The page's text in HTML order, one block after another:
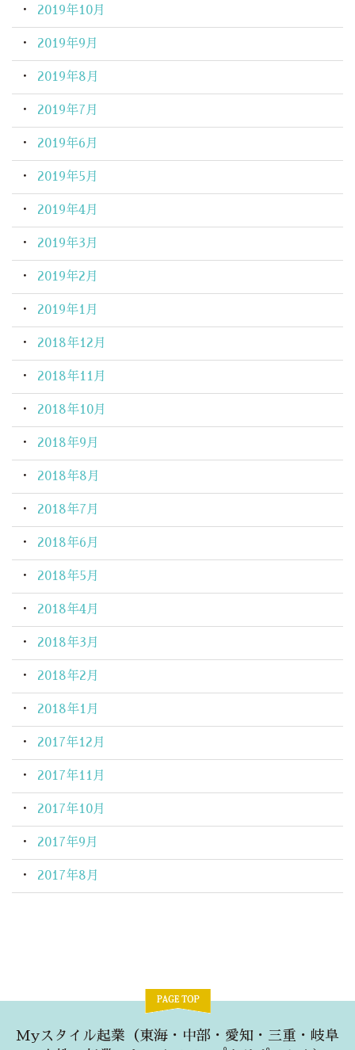
2019年10月
2019年9月
2019年8月
2019年7月
2019年6月
2019年5月
2019年4月
2019年3月
2019年2月
2019年1月
2018年12月
2018年11月
2018年10月
2018年9月
2018年8月
2018年7月
2018年6月
2018年5月
2018年4月
2018年3月
2018年2月
2018年1月
2017年12月
2017年11月
2017年10月
2017年9月
2017年8月
Myスタイル起業（東海・中部・愛知・三重・岐阜